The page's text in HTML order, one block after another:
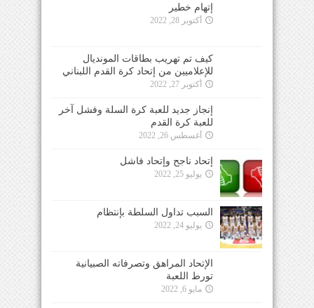
إتهام خطير
أكتوبر 28, 2022
كيف تم تهريب بطاقات المونديال
للإعلاميين من إتحاد كرة القدم اللبناني
أكتوبر 27, 2022
إنجاز جديد للعبة كرة السلة وفشل آخر
للعبة كرة القدم
أغسطس 26, 2022
إتحاد ناجح وإتحاد فاشل
يوليو 25, 2022
السبب تداول السلطة بإنتظام
يوليو 24, 2022
الإتحاد المراهق وتصرفاته الصبيانية
تورط اللعبة
مايو 6, 2022